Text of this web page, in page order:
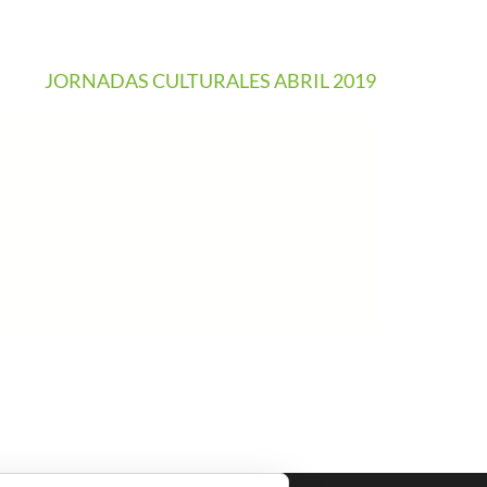
JORNADAS CULTURALES ABRIL 2019